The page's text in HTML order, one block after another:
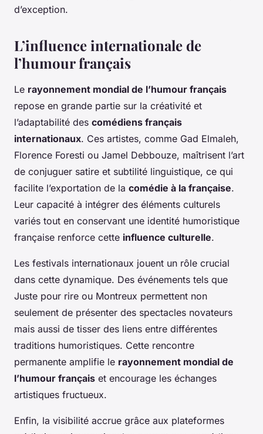
d’exception.
L’influence internationale de
l’humour français
Le rayonnement mondial de l’humour français
repose en grande partie sur la créativité et
l’adaptabilité des comédiens français
internationaux. Ces artistes, comme Gad Elmaleh,
Florence Foresti ou Jamel Debbouze, maîtrisent l’art
de conjuguer satire et subtilité linguistique, ce qui
facilite l’exportation de la comédie à la française.
Leur capacité à intégrer des éléments culturels
variés tout en conservant une identité humoristique
française renforce cette influence culturelle.
Les festivals internationaux jouent un rôle crucial
dans cette dynamique. Des événements tels que
Juste pour rire ou Montreux permettent non
seulement de présenter des spectacles novateurs
mais aussi de tisser des liens entre différentes
traditions humoristiques. Cette rencontre
permanente amplifie le rayonnement mondial de
l’humour français et encourage les échanges
artistiques fructueux.
Enfin, la visibilité accrue grâce aux plateformes